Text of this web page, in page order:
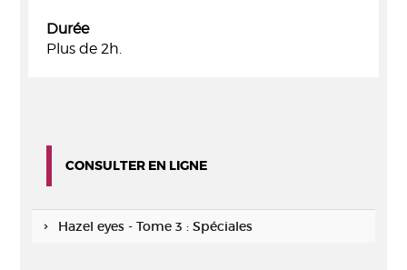
Durée
Plus de 2h.
CONSULTER EN LIGNE
Hazel eyes - Tome 3 : Spéciales